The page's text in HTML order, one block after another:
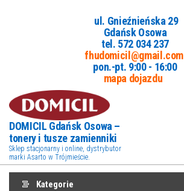
ul. Gnieźnieńska 29
Gdańsk Osowa
tel. 572 034 237
fhudomicil@gmail.com
pon.-pt. 9:00 - 16:00
mapa dojazdu
DOMICIL Gdańsk Osowa –
tonery i tusze zamienniki
Sklep stacjonarny i online, dystrybutor
marki Asarto w Trójmieście.
Kategorie